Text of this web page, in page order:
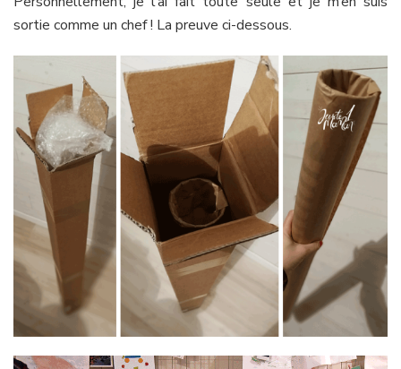
sortie comme un chef ! La preuve ci-dessous.